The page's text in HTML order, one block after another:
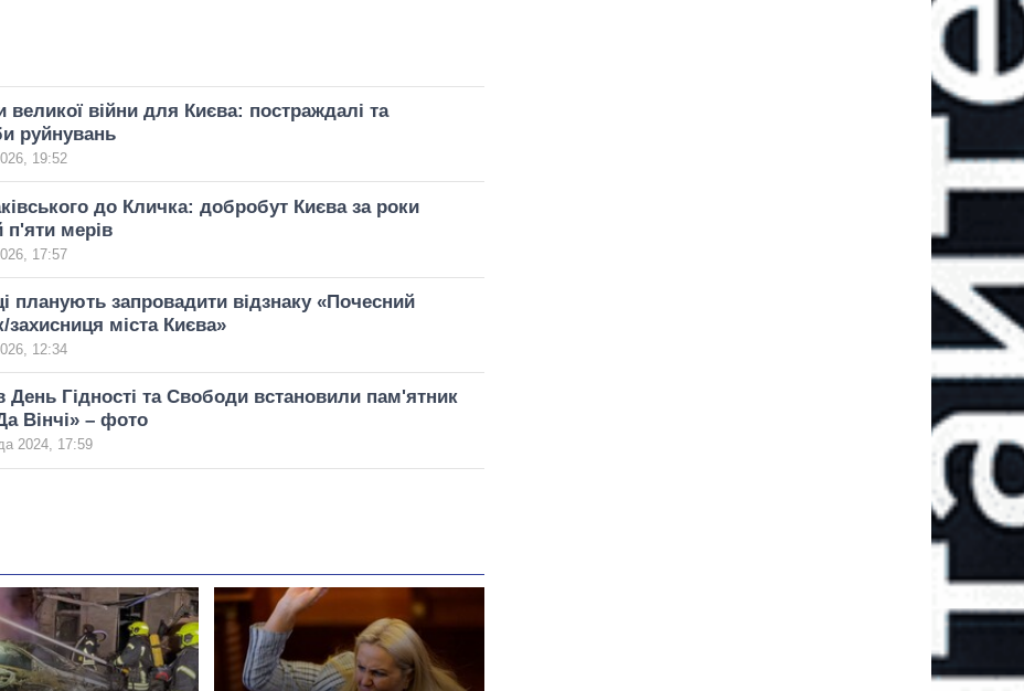
великої війни для Києва: постраждалі та
руйнувань
19:52
до Кличка: добробут Києва за роки
п'яти мерів
17:57
планують запровадити відзнаку «Почесний
захисниця міста Києва»
12:34
День Гідності та Свободи встановили пам'ятник
Вінчі» – фото
2024, 17:59